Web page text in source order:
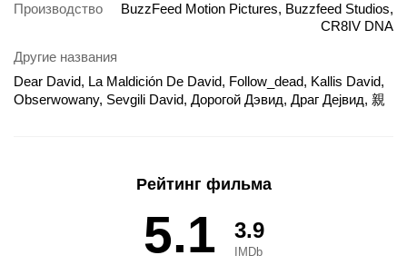
Производство
BuzzFeed Motion Pictures, Buzzfeed Studios,
CR8IV DNA
Другие названия
Dear David, La Maldición De David, Follow_dead, Kallis David,
Obserwowany, Sevgili David, Дорогой Дэвид, Драг Дејвид, 親
Рейтинг фильма
5.1 3.9
IMDb